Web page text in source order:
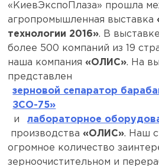
«КиевЭкспоПлаза» прошла
агропромышленная выставка
технологии 2016». В
более 500 компаний из 19
наша компания«ОЛИС». На
представлен
зерновой сепаратор
ЗСО-75»
и
лабораторное
производства«ОЛИС». Наш
огромное количество
зерноочистительном и